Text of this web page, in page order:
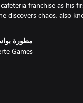
franchise as his
discovers chaos, also
مطورة
Games